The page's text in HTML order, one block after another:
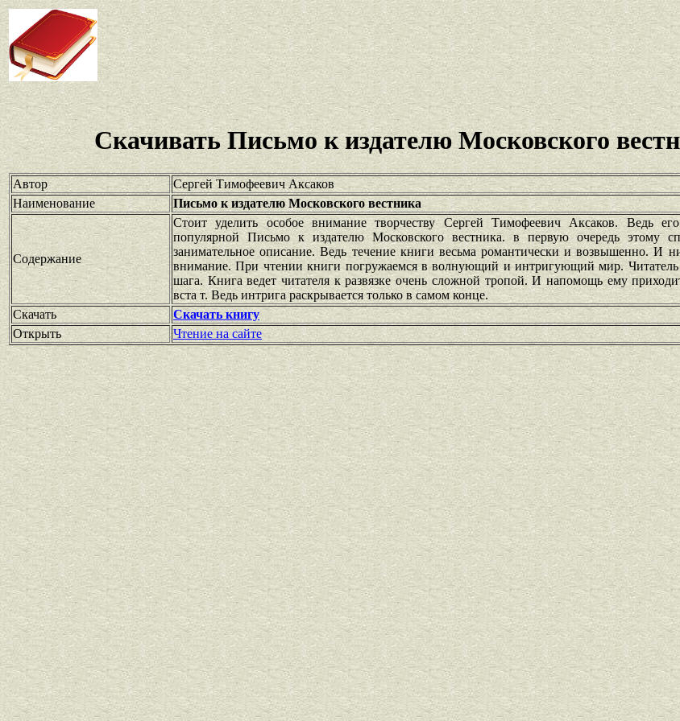
Скачивать Письмо к издателю Московского
Автор
Сергей Тимофеевич Аксаков
Наименование
Письмо к издателю Московского вестника
Содержание
Стоит уделить особое внимание творчеству Сергей Тимофеевич Аксаков. Ведь
популярной Письмо к издателю Московского вестника. в первую очередь этому
занимательное описание. Ведь течение книги весьма романтически и возвышенно. И
внимание. При чтении книги погружаемся в волнующий и интригующий мир. Читатель
шага. Книга ведет читателя к развязке очень сложной тропой. И напомощь ему
вста т. Ведь интрига раскрывается только в самом конце.
Скачать
Скачать книгу
Открыть
Чтение на сайте